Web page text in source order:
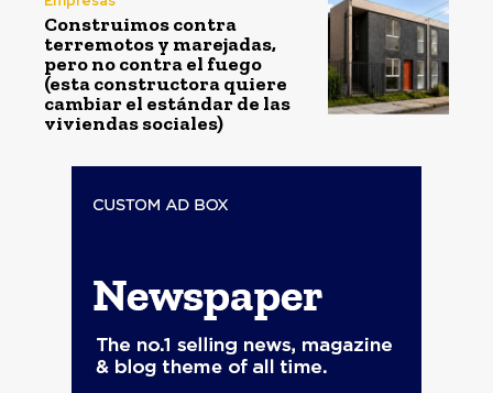
Construimos contra
terremotos y marejadas,
pero no contra el fuego
(esta constructora quiere
cambiar el estándar de las
viviendas sociales)